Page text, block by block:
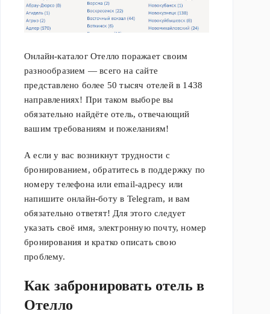
Онлайн-каталог Отелло поражает своим
разнообразием — всего на сайте
представлено более 50 тысяч отелей в 1438
направлениях! При таком выборе вы
обязательно найдёте отель, отвечающий
вашим требованиям и пожеланиям!
А если у вас возникнут трудности с
бронированием, обратитесь в поддержку по
номеру телефона или email-адресу или
напишите онлайн-боту в Telegram, и вам
обязательно ответят! Для этого следует
указать своё имя, электронную почту, номер
бронирования и кратко описать свою
проблему.
Как забронировать отель в
Отелло